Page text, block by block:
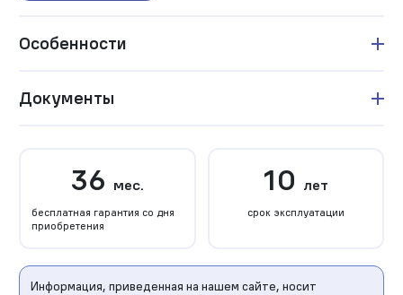
Особенности
Документы
36 мес.
бесплатная гарантия со дня
приобретения
10 лет
срок эксплуатации
Информация, приведенная на нашем сайте, носит